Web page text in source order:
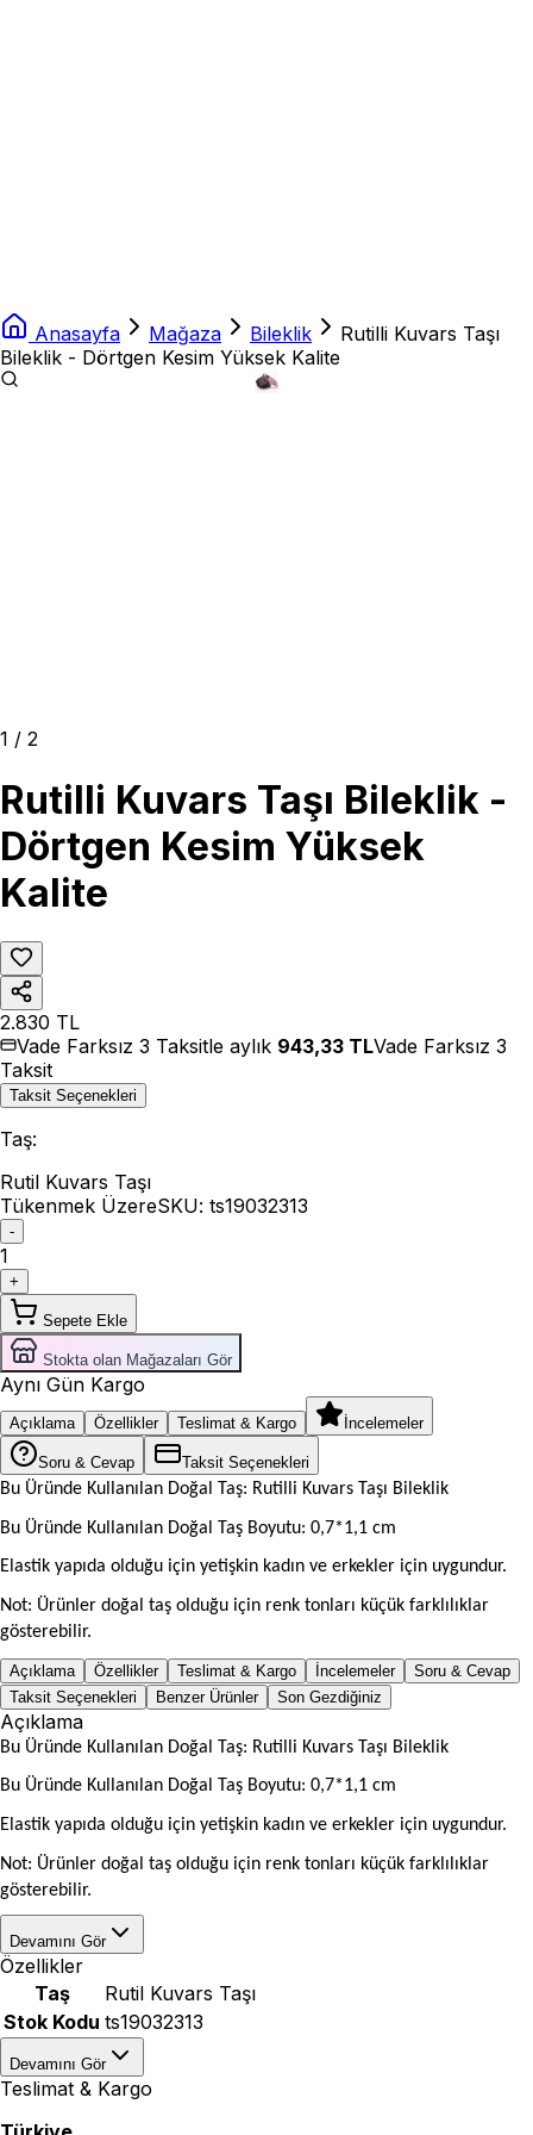
Anasayfa Mağaza Bileklik
Rutilli Kuvars Taşı
Bileklik - Dörtgen Kesim Yüksek Kalite
1 / 2
Rutilli Kuvars Taşı Bileklik -
Dörtgen Kesim Yüksek
Kalite
2.830 TL
Vade Farksız 3 Taksitle aylık 943,33 TLVade Farksız 3
Taksit
Taksit Seçenekleri
Taş:
Rutil Kuvars Taşı
Tükenmek ÜzereSKU: ts19032313
-
1
+
Sepete Ekle
Stokta olan Mağazaları Gör
Aynı Gün Kargo
Açıklama Özellikler Teslimat & Kargo İncelemeler
Soru & Cevap Taksit Seçenekleri
Bu Üründe Kullanılan Doğal Taş: Rutilli Kuvars Taşı Bileklik
Bu Üründe Kullanılan Doğal Taş Boyutu: 0,7*1,1 cm
Elastik yapıda olduğu için yetişkin kadın ve erkekler için uygundur.
Not: Ürünler doğal taş olduğu için renk tonları küçük farklılıklar
gösterebilir.
Açıklama Özellikler Teslimat & Kargo İncelemeler
Soru & Cevap
Taksit Seçenekleri
Benzer Ürünler Son Gezdiğiniz
Açıklama
Bu Üründe Kullanılan Doğal Taş: Rutilli Kuvars Taşı Bileklik
Bu Üründe Kullanılan Doğal Taş Boyutu: 0,7*1,1 cm
Elastik yapıda olduğu için yetişkin kadın ve erkekler için uygundur.
Not: Ürünler doğal taş olduğu için renk tonları küçük farklılıklar
gösterebilir.
Devamını Gör
Özellikler
Taş
Rutil Kuvars Taşı
Stok Kodu ts19032313
Devamını Gör
Teslimat & Kargo